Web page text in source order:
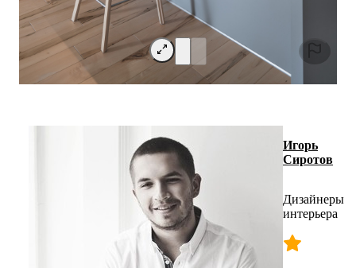
Игорь
Сиротов
Дизайнеры
интерьера